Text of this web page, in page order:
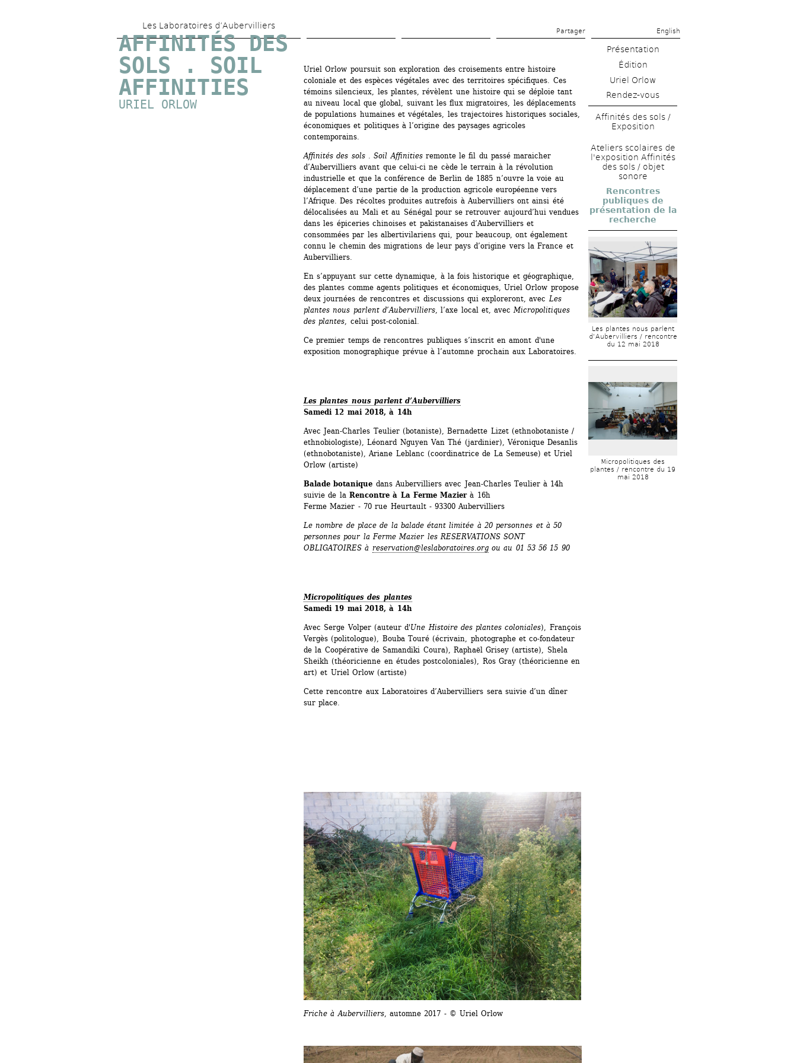
contenu
Les Laboratoires d’Aubervilliers
Partager English
AFFINITÉS DES
SOLS . SOIL
AFFINITIES
URIEL ORLOW
Uriel Orlow poursuit son exploration des croisements entre histoire
coloniale et des espèces végétales avec des territoires spécifiques. Ces
témoins silencieux, les plantes, révèlent une histoire qui se déploie tant
au niveau local que global, suivant les flux migratoires, les déplacements
de populations humaines et végétales, les trajectoires historiques sociales,
économiques et politiques à l’origine des paysages agricoles
contemporains.
Affinités des sols . Soil Affinitiesremonte le fil du passé maraicher
d’Aubervilliers avant que celui-ci ne cède le terrain à la révolution
industrielle et que la conférence de Berlin de 1885 n’ouvre la voie au
déplacement d’une partie de la production agricole européenne vers
l’Afrique. Des récoltes produites autrefois à Aubervilliers ont ainsi été
délocalisées au Mali et au Sénégal pour se retrouver aujourd’hui vendues
dans les épiceries chinoises et pakistanaises d’Aubervilliers et
consommées par les albertivilariens qui, pour beaucoup, ont également
connu le chemin des migrations de leur pays d’origine vers la France et
Aubervilliers.
En s’appuyant sur cette dynamique, à la fois historique et géographique,
des plantes comme agents politiques et économiques, Uriel Orlow propose
deux journées de rencontres et discussions qui exploreront, avec Les
plantes nous parlent d’Aubervilliers, l’axe local et, avec Micropolitiques
des plantes, celui post-colonial.
Ce premier temps de rencontres publiques s’inscrit en amont d'une
exposition monographique prévue à l’automne prochain aux Laboratoires.
Les plantes nous parlent d’Aubervilliers
Samedi 12 mai 2018, à 14h
Avec Jean-Charles Teulier (botaniste), Bernadette Lizet (ethnobotaniste /
ethnobiologiste), Léonard Nguyen Van Thé (jardinier), Véronique Desanlis
(ethnobotaniste), Ariane Leblanc (coordinatrice de La Semeuse) et Uriel
Orlow (artiste)
Balade botanique dans Aubervilliers avec Jean-Charles Teulier à 14h
suivie de la Rencontre à La Ferme Mazierà 16h
Ferme Mazier - 70 rue Heurtault - 93300 Aubervilliers
Le nombre de place de la balade étant limitée à 20 personnes et à 50
personnes pour la Ferme Mazier les RESERVATIONS SONT
OBLIGATOIRES à reservation@leslaboratoires.orgou au 01 53 56 15 90
Micropolitiques des plantes
Samedi 19 mai 2018, à 14h
Avec Serge Volper (auteur d'Une Histoire des plantes coloniales), François
Vergès (politologue), Bouba Touré (écrivain, photographe et co-fondateur
de la Coopérative de Samandiki Coura), Raphaël Grisey (artiste), Shela
Sheikh (théoricienne en études postcoloniales), Ros Gray (théoricienne en
art) et Uriel Orlow (artiste)
Cette rencontre aux Laboratoires d’Aubervilliers sera suivie d’un dîner
sur place.
Friche à Aubervilliers, automne 2017 - © Uriel Orlow
Présentation
Édition
Uriel Orlow
Rendez-vous
Affinités des sols /
Exposition
Ateliers scolaires de
l'exposition Affinités
des sols / objet
sonore
Rencontres
publiques de
présentation de la
recherche
Les plantes nous parlent
d’Aubervilliers / rencontre
du 12 mai 2018
Micropolitiques des
plantes / rencontre du 19
mai 2018